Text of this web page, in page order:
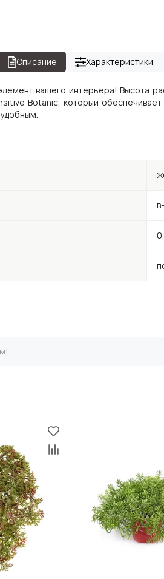
Описание Характеристики
вашего интерьера! Высота
Botanic, который